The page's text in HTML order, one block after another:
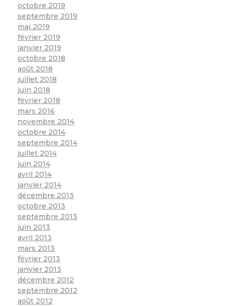
octobre 2019
septembre 2019
mai 2019
février 2019
janvier 2019
octobre 2018
août 2018
juillet 2018
juin 2018
février 2018
mars 2016
novembre 2014
octobre 2014
septembre 2014
juillet 2014
juin 2014
avril 2014
janvier 2014
décembre 2013
octobre 2013
septembre 2013
juin 2013
avril 2013
mars 2013
février 2013
janvier 2013
décembre 2012
septembre 2012
août 2012